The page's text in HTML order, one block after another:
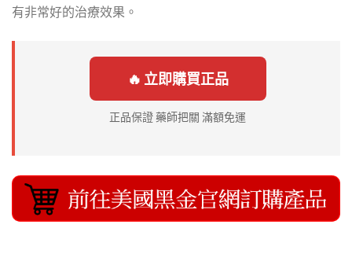
有非常好的治療效果。
🔥 立即購買正品
正品保證 藥師把關 滿額免運